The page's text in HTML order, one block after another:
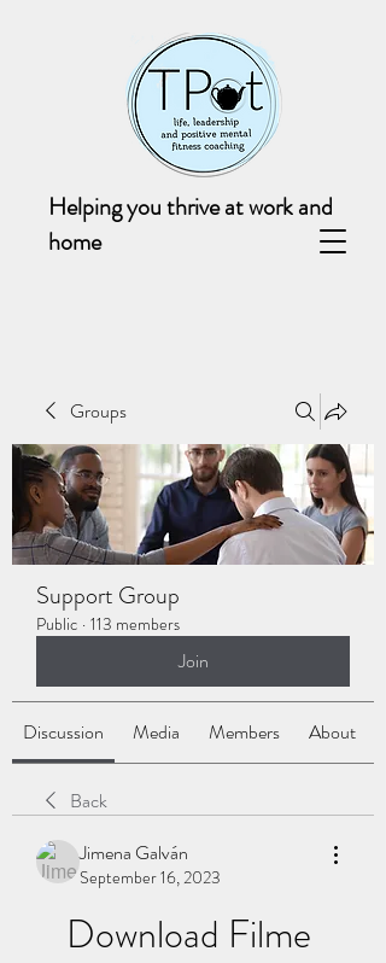
Helping you thrive at work and
home
Groups
Support Group
Public · 113 members
Join
Discussion Media Members About
Back
Jimena Galván
September 16, 2023
Download Filme